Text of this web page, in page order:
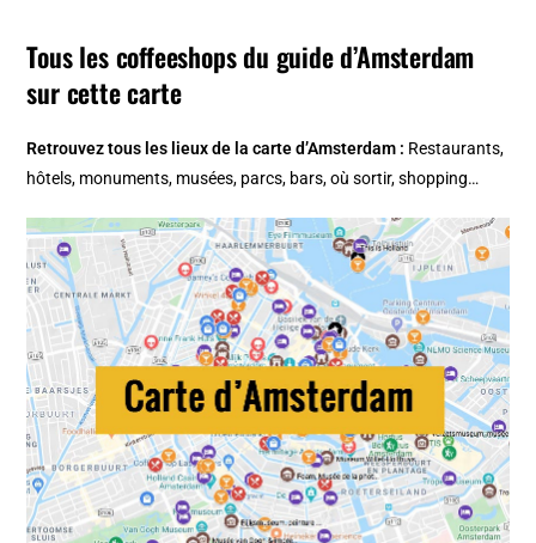
Tous les coffeeshops du guide d’Amsterdam
sur cette carte
Retrouvez tous les lieux de lacarte d’Amsterdam : Restaurants,
hôtels, monuments, musées, parcs, bars, où sortir, shopping…